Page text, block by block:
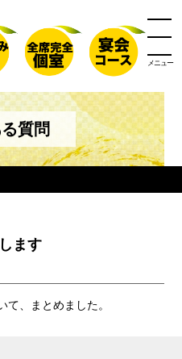
メニュー
質問
ます
て、まとめました。